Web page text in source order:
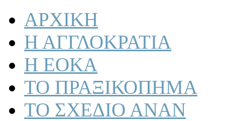
ΑΡΧΙΚΗ
Η ΑΓΓΛΟΚΡΑΤΙΑ
Η ΕΟΚΑ
ΤΟ ΠΡΑΞΙΚΟΠΗΜΑ
ΤΟ ΣΧΕΔΙΟ ΑΝΑΝ